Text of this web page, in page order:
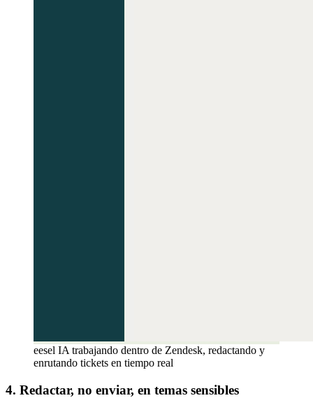
eesel IA trabajando dentro de Zendesk, redactando y
enrutando tickets en tiempo real
4. Redactar, no enviar, en temas sensibles